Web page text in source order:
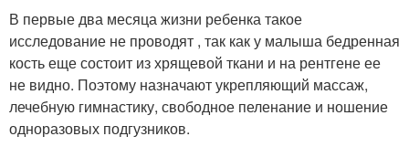
В первые два месяца жизни ребенка такое
исследование не проводят , так как у малыша бедренная
кость еще состоит из хрящевой ткани и на рентгене ее
не видно. Поэтому назначают укрепляющий массаж,
лечебную гимнастику, свободное пеленание и ношение
одноразовых подгузников.